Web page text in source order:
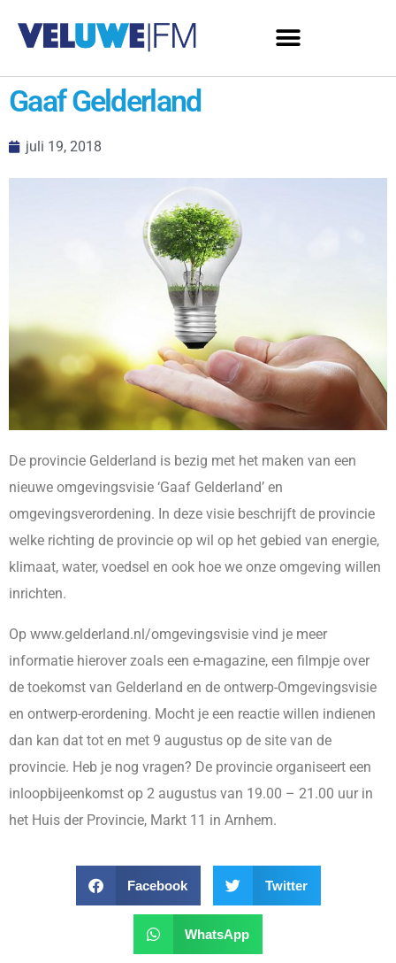
Gaaf Gelderland
juli 19, 2018
De provincie Gelderland is bezig met het maken van een
nieuwe omgevingsvisie ‘Gaaf Gelderland’ en
omgevingsverordening. In deze visie beschrijft de provincie
welke richting de provincie op wil op het gebied van energie,
klimaat, water, voedsel en ook hoe we onze omgeving willen
inrichten.
Op www.gelderland.nl/omgevingsvisie vind je meer
informatie hierover zoals een e-magazine, een filmpje over
de toekomst van Gelderland en de ontwerp-Omgevingsvisie
en ontwerp-erordening. Mocht je een reactie willen indienen
dan kan dat tot en met 9 augustus op de site van de
provincie. Heb je nog vragen? De provincie organiseert een
inloopbijeenkomst op 2 augustus van 19.00 – 21.00 uur in
het Huis der Provincie, Markt 11 in Arnhem.
Facebook Twitter
WhatsApp